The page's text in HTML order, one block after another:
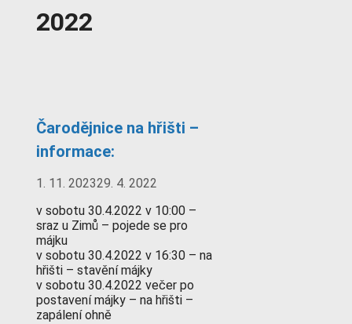
2022
Čarodějnice na hřišti –
informace:
1. 11. 202329. 4. 2022
v sobotu 30.4.2022 v 10:00 –
sraz u Zimů – pojede se pro
májku
v sobotu 30.4.2022 v 16:30 – na
hřišti – stavění májky
v sobotu 30.4.2022 večer po
postavení májky – na hřišti –
zapálení ohně